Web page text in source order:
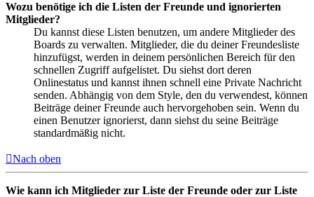
Wozu benötige ich die Listen der Freunde und ignorierten
Mitglieder?
Du kannst diese Listen benutzen, um andere Mitglieder des
Boards zu verwalten. Mitglieder, die du deiner Freundesliste
hinzufügst, werden in deinem persönlichen Bereich für den
schnellen Zugriff aufgelistet. Du siehst dort deren
Onlinestatus und kannst ihnen schnell eine Private Nachricht
senden. Abhängig von dem Style, den du verwendest, können
Beiträge deiner Freunde auch hervorgehoben sein. Wenn du
einen Benutzer ignorierst, dann siehst du seine Beiträge
standardmäßig nicht.
Nach oben
Wie kann ich Mitglieder zur Liste der Freunde oder zur Liste